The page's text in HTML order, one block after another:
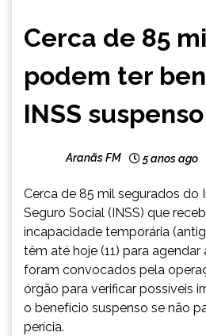
NOTÍCIAS
Cerca de 85
podem ter
INSS suspenso
Aranãs FM 5 anos ago
Cerca de 85 mil segurados do
Seguro Social (INSS) que
incapacidade temporária
têm até hoje (11) para agendar
foram convocados pela
órgão para verificar possíveis
o benefício suspenso se não
perícia.